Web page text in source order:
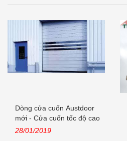
Dòng cửa cuốn Austdoor
mới - Cửa cuốn tốc độ cao
28/01/2019